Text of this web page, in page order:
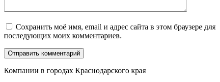
Сохранить моё имя, email и адрес сайта в этом браузере для
последующих моих комментариев.
Компании в городах Краснодарского края